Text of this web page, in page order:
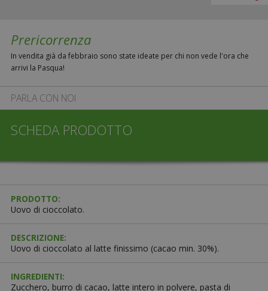
Prericorrenza
In vendita già da febbraio sono state ideate per chi non vede l'ora che
arrivi la Pasqua!
PARLA CON NOI
SCHEDA PRODOTTO
PRODOTTO:
Uovo di cioccolato.
DESCRIZIONE:
Uovo di cioccolato al latte finissimo (cacao min. 30%).
INGREDIENTI:
Zucchero, burro di cacao, latte intero in polvere, pasta di